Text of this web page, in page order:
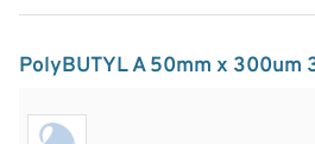
PolyBUTYL A 50mm x 300um